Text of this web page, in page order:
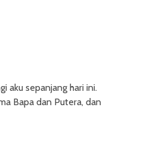
aku sepanjang hari ini.
Bapa dan Putera, dan